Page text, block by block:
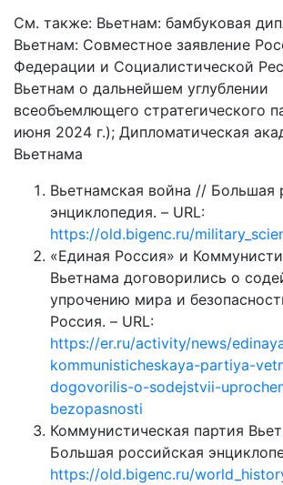
См. также: Вьетнам: бамбуковая
Вьетнам: Совместное заявление
Федерации и Социалистической
Вьетнам о дальнейшем углублении
всеобъемлющего стратегического
июня 2024 г.); Дипломатическая
Вьетнама
Вьетнамская война // Большая
энциклопедия. – URL:
https://old.bigenc.ru/
«Единая Россия» и
Вьетнама договорились о
упрочению мира и
Россия. – URL:
https://er.ru/activity/news/
kommunisticheskaya-partiya-
dogovorilis-o-sodejstvii-
bezopasnosti
Коммунистическая партия
Большая российская
https://old.bigenc.ru/